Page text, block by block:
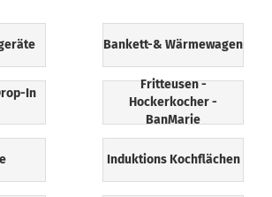
Bankett-& Wärmewagen
In
Fritteusen -
Hockerkocher -
BanMarie
Induktions Kochflächen